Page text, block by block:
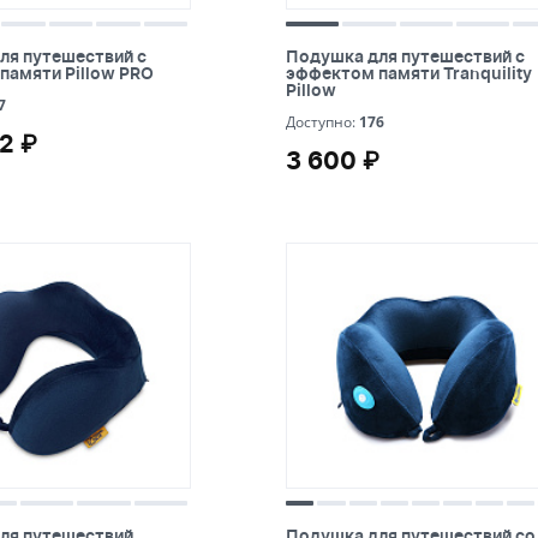
путешествий с
Pillow PRO
₽
путешествий с
Pillow PRO
₽
Подушка для путешествий с
эффектом памяти Tranquility
Pillow
Доступно: 176
3 600 ₽
Подушка для путешествий с
эффектом памяти Tranquility
Pillow
176
3 600 ₽
путешествий массажная
Подушка для путешествий со